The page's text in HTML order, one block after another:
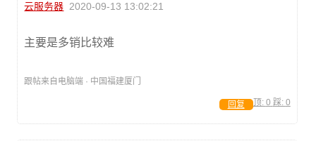
云服务器 2020-09-13 13:02:21
主要是多销比较难
跟帖来自电脑端 · 中国福建厦门
顶: 0 踩: 0
回复